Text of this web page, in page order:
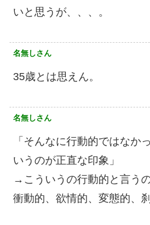
いと思うが、、、。
名無しさん
35歳とは思えん。
名無しさん
「そんなに行動的ではなか
いうのが正直な印象」
→こういうの行動的と言う
衝動的、欲情的、変態的